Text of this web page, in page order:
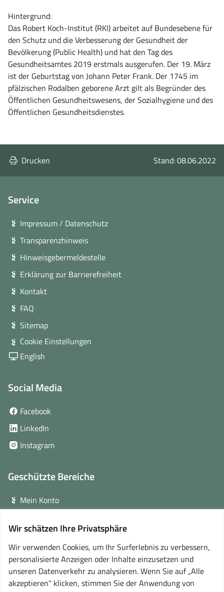
Wir schätzen Ihre Privatsphäre
Wir verwenden Cookies, um Ihr Surferlebnis zu verbessern,
personalisierte Anzeigen oder Inhalte einzusetzen und
unseren Datenverkehr zu analysieren. Wenn Sie auf „Alle
akzeptieren" klicken, stimmen Sie der Anwendung von
Hintergrund:
Das Robert Koch-Institut (RKI) arbeitet auf Bundesebene für
den Schutz und die Verbesserung der Gesundheit der
Bevölkerung (Public Health) und hat den Tag des
Gesundheitsamtes 2019 erstmals ausgerufen. Der 19. März
ist der Geburtstag von Johann Peter Frank. Der 1745 im
pfälzischen Rodalben geborene Arzt gilt als Begründer des
Öffentlichen Gesundheitswesens, der Sozialhygiene und des
Öffentlichen Gesundheitsdienstes.
Drucken Stand: 08.06.2022
Service
Impressum / Datenschutz
Transparenzhinweis
Hinweisgebermeldestelle
Erklärung zur Barrierefreiheit
Kontakt
FAQ
Sitemap
Cookie Einstellungen
English
Social Media
Facebook
Fenster)
LinkedIn
neuem
Instagram(öffnet
Fenster)
Geschützte Bereiche
Mein Konto
Online-Lernplattform(öffnet
in
neuem
Fenster)
Partner